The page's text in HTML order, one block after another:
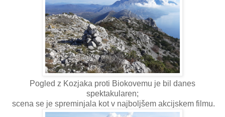
Pogled z Kozjaka proti Biokovemu je bil danes
spektakularen;
scena se je spreminjala kot v najboljšem akcijskem filmu.